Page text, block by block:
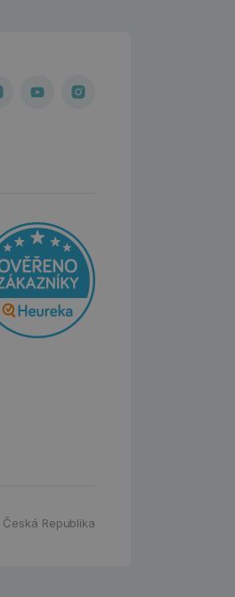
Česká Republika